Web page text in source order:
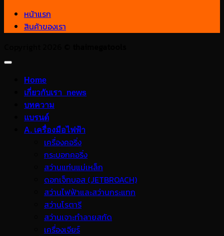
หน้าแรก
สินค้าของเรา
Home
เกี่ยวกับเรา_news
บทความ
แบรนด์
A. เครื่องมือไฟฟ้า
เครื่องคอริ่ง
กระบอกคอริ่ง
สว่านแท่นแม่เหล็ก
ดอกเจ็ทบอส (JETBROACH)
สว่านไฟฟ้าและสว่านกระแทก
สว่านโรตารี
สว่านเจาะทำลายสกัด
เครื่องเจียร์